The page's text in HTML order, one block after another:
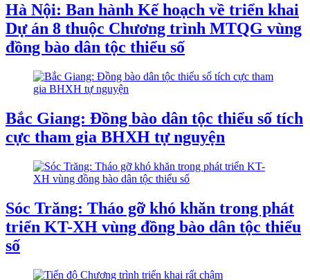
Hà Nội: Ban hành Kế hoạch về triển khai
Dự án 8 thuộc Chương trình MTQG vùng
đồng bào dân tộc thiểu số
Bắc Giang: Đồng bào dân tộc thiểu số tích
cực tham gia BHXH tự nguyện
Sóc Trăng: Tháo gỡ khó khăn trong phát
triển KT-XH vùng đồng bào dân tộc thiểu
số